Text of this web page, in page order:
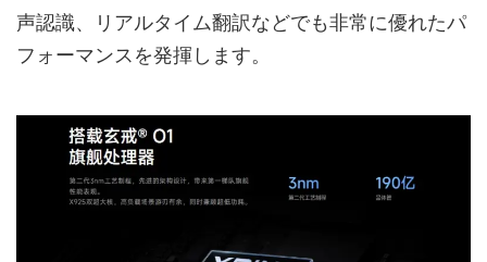
声認識、リアルタイム翻訳などでも非常に優れたパ
フォーマンスを発揮します。